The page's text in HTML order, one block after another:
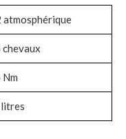
atmosphérique
chevaux